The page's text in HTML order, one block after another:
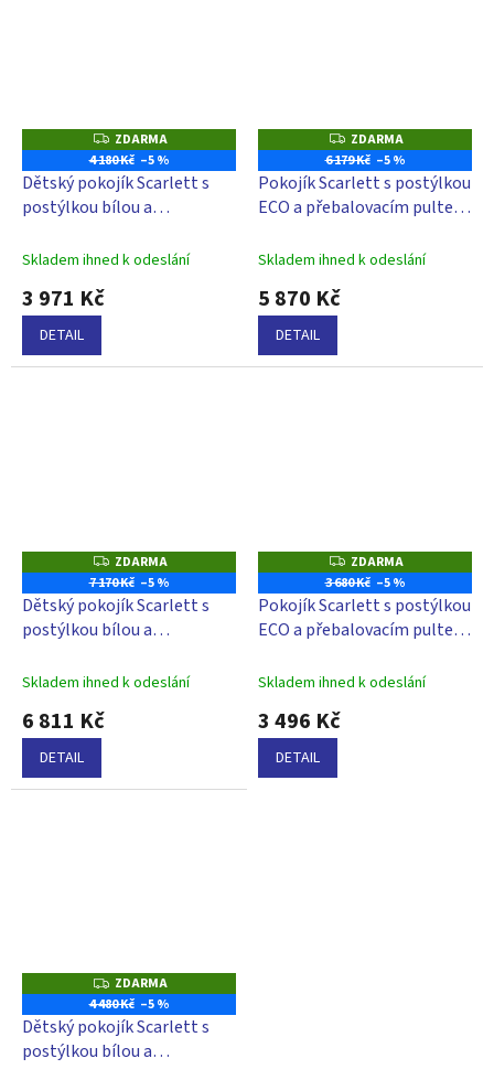
Z
D
A
R
M
A
ZDARMA
4 180 Kč –5 %
Dětský pokojík Scarlett s
postýlkou bílou a
buk
Skladem ihned k odeslání
3 971 Kč
DETAIL
Z
D
A
R
M
A
ZDARMA
6 179 Kč –5 %
Pokojík Scarlett s postýlkou
ECO a přebalovacím pultem
Skladem ihned k odeslání
5 870 Kč
DETAIL
Z
D
A
R
M
A
ZDARMA
7 170 Kč –5 %
Dětský pokojík Scarlett s
postýlkou bílou a
a ohrádkou bílou - buk
Skladem ihned k odeslání
6 811 Kč
DETAIL
Z
D
A
R
M
A
ZDARMA
3 680 Kč –5 %
Pokojík Scarlett s postýlkou
ECO a přebalovacím pultem
Skladem ihned k odeslání
3 496 Kč
DETAIL
Z
D
A
R
M
A
ZDARMA
4 480 Kč –5 %
Dětský pokojík Scarlett s
postýlkou bílou a